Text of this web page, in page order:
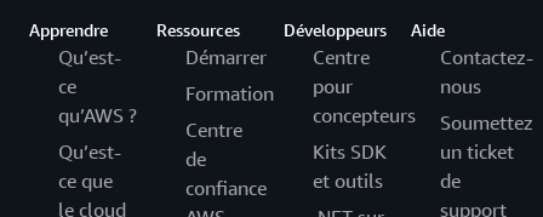
Apprendre
Qu’est-
ce
qu’AWS ?
Qu’est-
ce que
le cloud
Ressources
Démarrer
Formation
Centre
de
confiance
Développeurs
Centre
pour
concepteurs
Kits SDK
et outils
Aide
Contactez-
nous
Soumettez
un ticket
de
support